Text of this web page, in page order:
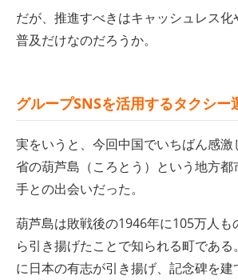
だが、推進すべきはキャッシュレス化
普及だけなのだろうか。
グループSNSを活用するタクシー
実をいうと、今回中国でいちばん感
省の葫芦島（ころとう）という地方
手との出会いだった。
葫芦島は敗戦後の1946年に105万人も
ら引き揚げたことで知られる町であ
に日本の有志が引き揚げ、記念碑を